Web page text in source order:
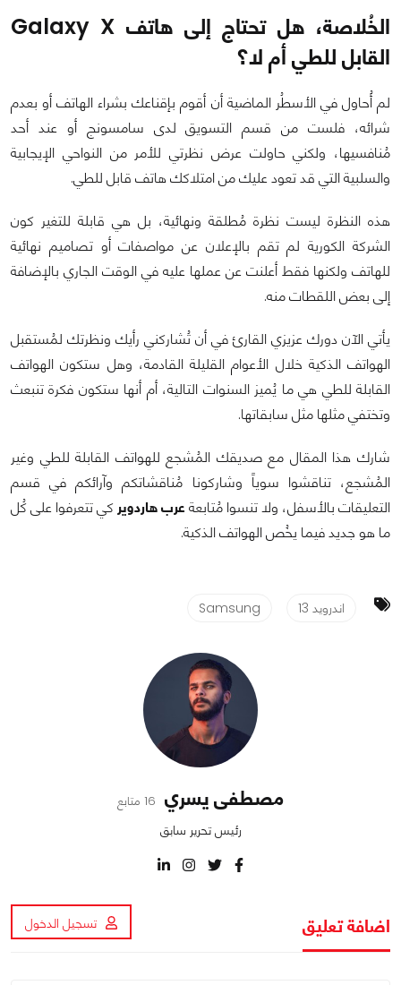
الخُلاصة، هل تحتاج إلى هاتف Galaxy X
القابل للطي أم لا؟
لم أُحاول في الأسطُر الماضية أن أقوم بإقناعك بشراء الهاتف أو بعدم
شرائه، فلست من قسم التسويق لدى سامسونج أو عند أحد
مُنافسيها، ولكني حاولت عرض نظرتي للأمر من النواحي الإيجابية
والسلبية التي قد تعود عليك من امتلاكك هاتف قابل للطي.
هذه النظرة ليست نظرة مُطلقة ونهائية، بل هي قابلة للتغير كون
الشركة الكورية لم تقم بالإعلان عن مواصفات أو تصاميم نهائية
للهاتف ولكنها فقط أعلنت عن عملها عليه في الوقت الجاري بالإضافة
إلى بعض اللقطات منه.
يأتي الآن دورك عزيزي القارئ في أن تُشاركني رأيك ونظرتك لمُستقبل
الهواتف الذكية خلال الأعوام القليلة القادمة، وهل ستكون الهواتف
القابلة للطي هي ما يُميز السنوات التالية، أم أنها ستكون فكرة تنبعث
وتختفي مثلها مثل سابقاتها.
شارك هذا المقال مع صديقك المُشجع للهواتف القابلة للطي وغير
المُشجع، تناقشوا سوياً وشاركونا مُناقشاتكم وآرائكم في قسم
التعليقات بالأسفل، ولا تنسوا مُتابعة عرب هاردوير كي تتعرفوا على كُل
ما هو جديد فيما يخُص الهواتف الذكية.
اندرويد 13 Samsung
مصطفى يسري 16 متابع
رئيس تحرير سابق
اضافة تعليق تسجيل الدخول